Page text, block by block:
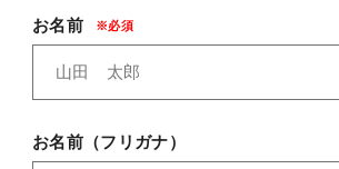
お名前
お名前（フリガナ）
コラム